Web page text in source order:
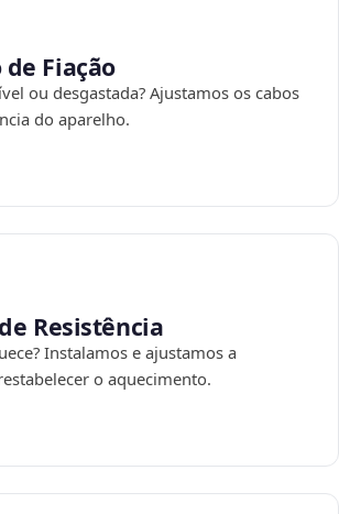
Fiação
ou desgastada? Ajustamos os cabos
do aparelho.
Resistência
Instalamos e ajustamos a
o aquecimento.